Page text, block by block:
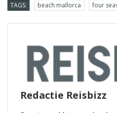
TAGS: beach mallorca four
Redactie Reisbizz